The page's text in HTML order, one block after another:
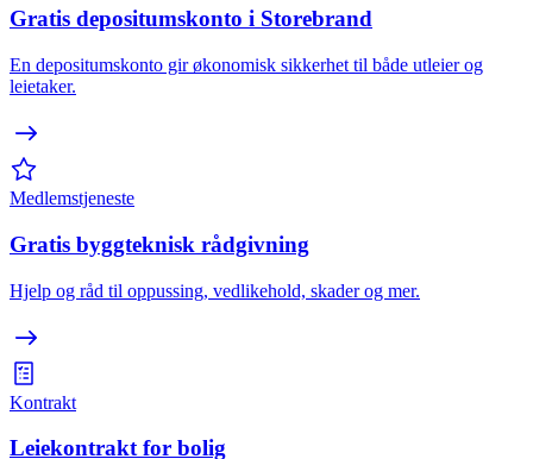
Gratis depositumskonto i Storebrand
En depositumskonto gir økonomisk sikkerhet til både utleier og
leietaker.
Medlemstjeneste
Gratis byggteknisk rådgivning
Hjelp og råd til oppussing, vedlikehold, skader og mer.
Kontrakt
Leiekontrakt for bolig